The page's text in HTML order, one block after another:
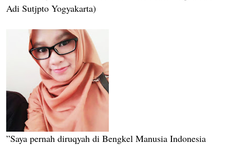
Adi Sutjpto Yogyakarta)
”Saya pernah diruqyah di Bengkel Manusia Indonesia